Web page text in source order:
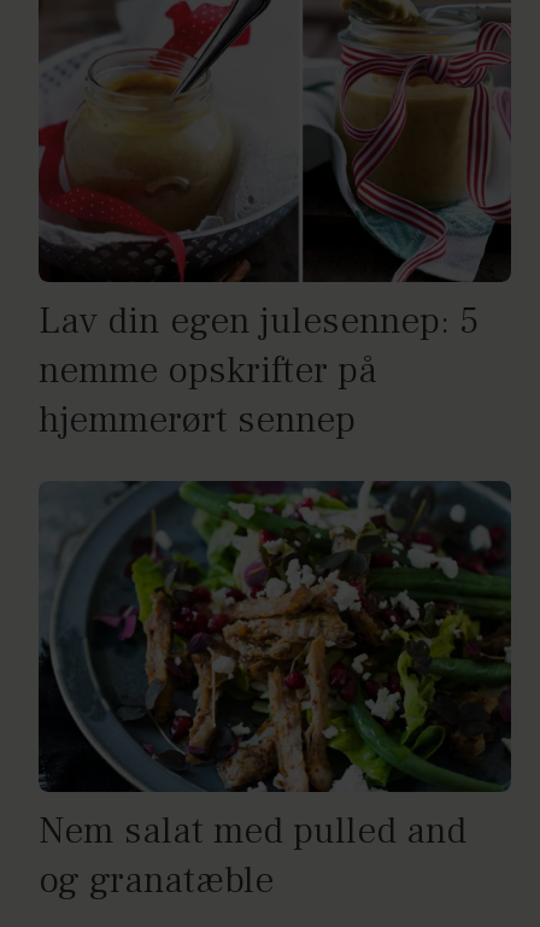
Lav din egen julesennep: 5
nemme opskrifter på
hjemmerørt sennep
Nem salat med pulled and
og granatæble